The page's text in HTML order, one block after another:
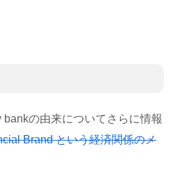
の由来についてさらに情報
Brand という経済関係のメ